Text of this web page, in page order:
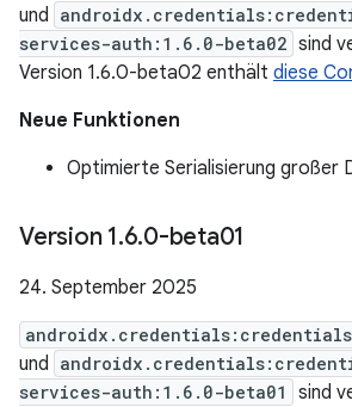
und
services-auth:1.6.0-beta02 sind
Version 1.6.0-beta02 enthält diese
Neue Funktionen
Optimierte Serialisierung großer
Version 1.6.0-beta01
24. September 2025
und
services-auth:1.6.0-beta01
sind